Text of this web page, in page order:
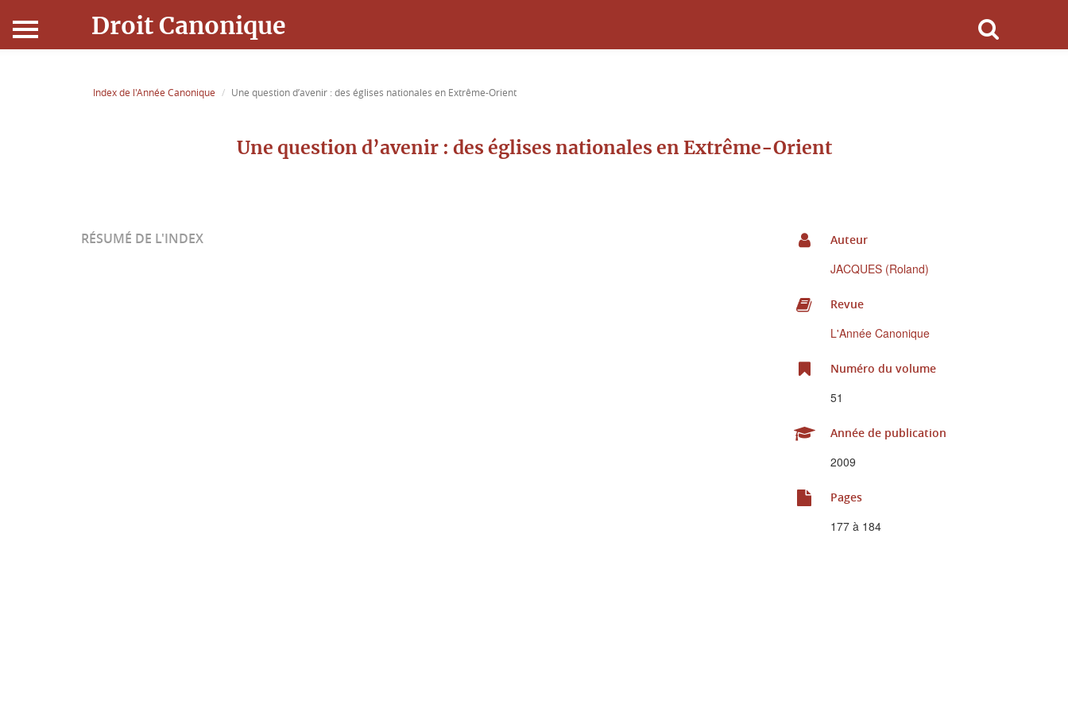
Droit Canonique
Connexion
Index de l'Année Canonique Une question d’avenir : des églises nationales en Extrême-Orient
Une question d’avenir : des églises nationales en Extrême-Orient
RÉSUMÉ DE L'INDEX Auteur
JACQUES (Roland)
Revue
L'Année Canonique
Numéro du volume
51
Année de publication
2009
Pages
177 à 184